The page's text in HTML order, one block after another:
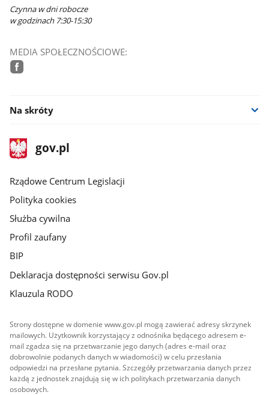
Czynna w dni robocze
w godzinach 7:30-15:30
MEDIA SPOŁECZNOŚCIOWE:
Na skróty
stopka
gov.plStrona
gov.pl
Rządowe Centrum Legislacji
Polityka cookies
Służba cywilna
Profil zaufany
BIP
Deklaracja dostępności serwisu Gov.pl
Klauzula RODO
Strony dostępne w domenie www.gov.pl mogą zawierać adresy skrzynek
mailowych. Użytkownik korzystający z odnośnika będącego adresem e-
mail zgadza się na przetwarzanie jego danych (adres e-mail oraz
dobrowolnie podanych danych w wiadomości) w celu przesłania
odpowiedzi na przesłane pytania. Szczegóły przetwarzania danych przez
każdą z jednostek znajdują się w ich politykach przetwarzania danych
osobowych.